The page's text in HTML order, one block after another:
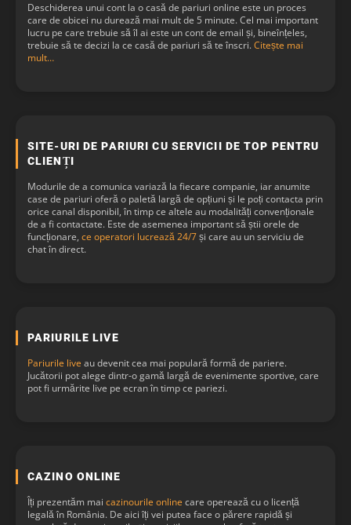
4.80/5
4.40/5
Deschiderea unui cont la o casă de pariuri online este un proces
care de obicei nu durează mai mult de 5 minute. Cel mai important
lucru pe care trebuie să îl ai este un cont de email și, bineînțeles,
trebuie să te decizi la ce casă de pariuri să te înscri.Citește mai
mult…
SITE-URI DE PARIURI CU SERVICII DE TOP PENTRU
CLIENȚI
Modurile de a comunica variază la fiecare companie, iar anumite
case de pariuri oferă o paletă largă de opțiuni și le poți contacta prin
orice canal disponibil, în timp ce altele au modalități convenționale
de a fi contactate. Este de asemenea important să știi orele de
funcționare, ce operatori lucrează 24/7și care au un serviciu de
chat în direct.
PARIURILE LIVE
Pariurile live au devenit cea mai populară formă de pariere.
Jucătorii pot alege dintr-o gamă largă de evenimente sportive, care
pot fi urmărite live pe ecran în timp ce pariezi.
CAZINO ONLINE
Îți prezentăm mai cazinourile online care operează cu o licență
legală în România. De aici îți vei putea face o părere rapidă și